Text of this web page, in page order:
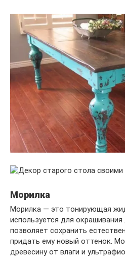
Морилка
Морилка — это тонирующая
используется для
позволяет сохранить
придать ему новый оттенок.
древесину от влаги и